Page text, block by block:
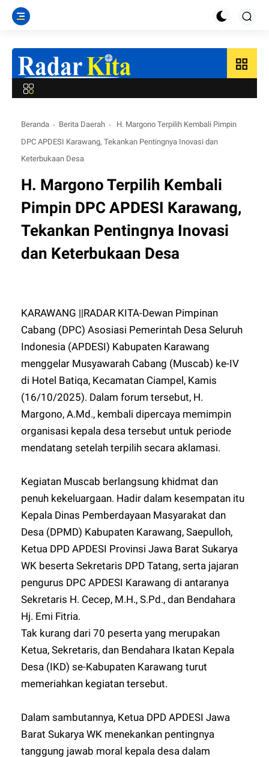
grid_view
Beranda Berita Daerah
H. Margono Terpilih Kembali Pimpin
DPC APDESI Karawang, Tekankan Pentingnya Inovasi dan
Keterbukaan Desa
H. Margono Terpilih Kembali
Pimpin DPC APDESI Karawang,
Tekankan Pentingnya Inovasi
dan Keterbukaan Desa
KARAWANG ||RADAR KITA-Dewan Pimpinan
Cabang (DPC) Asosiasi Pemerintah Desa Seluruh
Indonesia (APDESI) Kabupaten Karawang
menggelar Musyawarah Cabang (Muscab) ke-IV
di Hotel Batiqa, Kecamatan Ciampel, Kamis
(16/10/2025). Dalam forum tersebut, H.
Margono, A.Md., kembali dipercaya memimpin
organisasi kepala desa tersebut untuk periode
mendatang setelah terpilih secara aklamasi.
Kegiatan Muscab berlangsung khidmat dan
penuh kekeluargaan. Hadir dalam kesempatan itu
Kepala Dinas Pemberdayaan Masyarakat dan
Desa (DPMD) Kabupaten Karawang, Saepulloh,
Ketua DPD APDESI Provinsi Jawa Barat Sukarya
WK beserta Sekretaris DPD Tatang, serta jajaran
pengurus DPC APDESI Karawang di antaranya
Sekretaris H. Cecep, M.H., S.Pd., dan Bendahara
Hj. Emi Fitria.
Tak kurang dari 70 peserta yang merupakan
Ketua, Sekretaris, dan Bendahara Ikatan Kepala
Desa (IKD) se-Kabupaten Karawang turut
memeriahkan kegiatan tersebut.
Dalam sambutannya, Ketua DPD APDESI Jawa
Barat Sukarya WK menekankan pentingnya
tanggung jawab moral kepala desa dalam